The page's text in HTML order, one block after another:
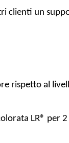
clienti un
rispetto al
LR® per